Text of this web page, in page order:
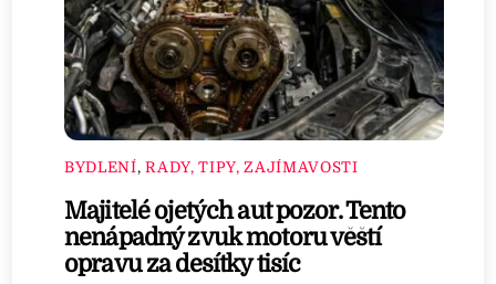
BYDLENÍ,RADY, TIPY, ZAJÍMAVOSTI
Majitelé ojetých aut pozor. Tento
nenápadný zvuk motoru věští
opravu za desítky tisíc